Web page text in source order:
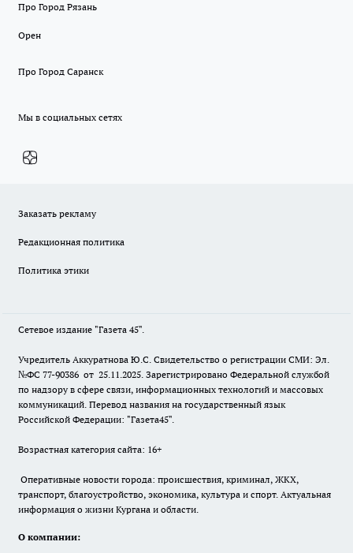
Про Город Рязань
Орен
Про Город Саранск
Мы в социальных сетях
Заказать рекламу
Редакционная политика
Политика этики
Сетевое издание "Газета 45".
Учредитель Аккуратнова Ю.С. Свидетельство о регистрации СМИ: Эл.
№ФС 77-90386 от 25.11.2025. Зарегистрировано Федеральной службой
по надзору в сфере связи, информационных технологий и массовых
коммуникаций. Перевод названия на государственный язык
Российской Федерации: "Газета45".
Возрастная категория сайта: 16+
Оперативные новости города: происшествия, криминал, ЖКХ,
транспорт, благоустройство, экономика, культура и спорт. Актуальная
информация о жизни Кургана и области.
О компании: